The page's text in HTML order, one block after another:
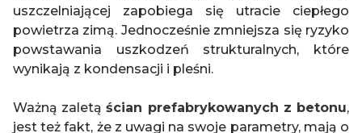
uszczelniającej zapobiega się utracie ciepłego
powietrza zimą. Jednocześnie zmniejsza się ryzyko
powstawania uszkodzeń strukturalnych, które
wynikają z kondensacji i pleśni.
Ważną zaletąścian prefabrykowanych z betonu,
jest też fakt, że z uwagi na swoje parametry, mają o